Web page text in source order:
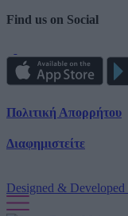
Find us on Social
Πολιτική Απορρήτου
Διαφημιστείτε
Designed & Developed